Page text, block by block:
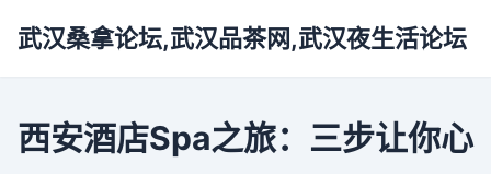
武汉桑拿论坛,武汉品茶网,武汉夜生活论坛
西安酒店Spa之旅：三步让你心